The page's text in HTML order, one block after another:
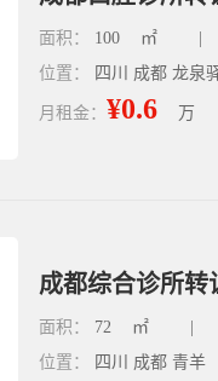
面积： 100 ㎡
位置：
四川 成都 龙泉
月租金： ¥0.6 万
成都综合诊所转
面积： 72 ㎡
位置：
四川 成都 青羊